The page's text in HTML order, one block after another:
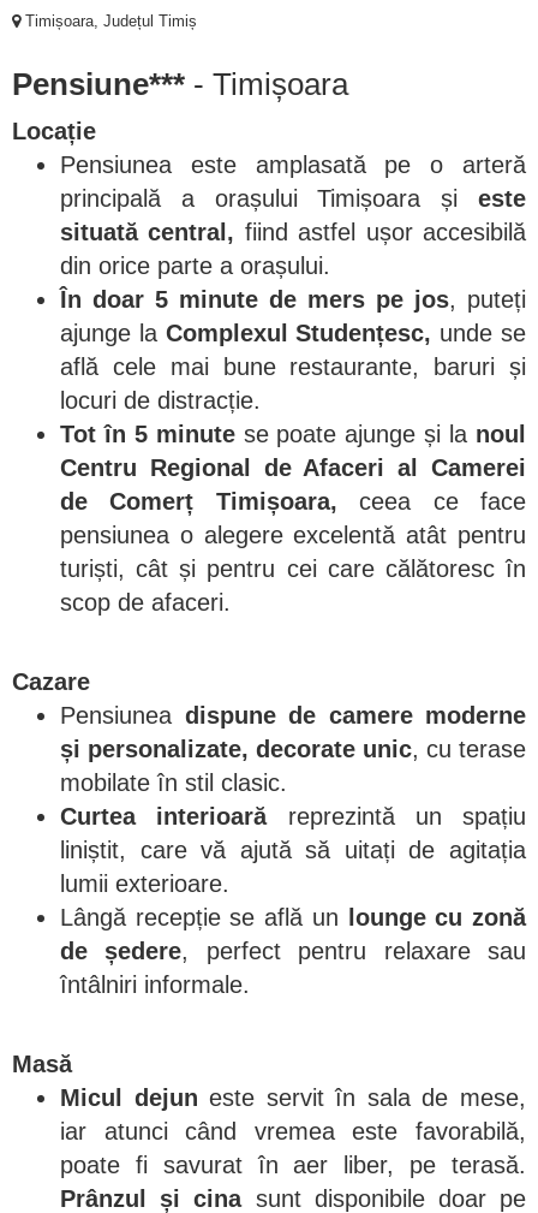
Timișoara, Județul Timiș
Pensiune*** - Timișoara
Locație
Pensiunea este amplasată pe o arteră
principală a orașului Timișoara și este
situată central, fiind astfel ușor accesibilă
din orice parte a orașului.
În doar 5 minute de mers pe jos, puteți
ajunge la Complexul Studențesc, unde se
află cele mai bune restaurante, baruri și
locuri de distracție.
Tot în 5 minute se poate ajunge și la noul
Centru Regional de Afaceri al Camerei
de Comerț Timișoara, ceea ce face
pensiunea o alegere excelentă atât pentru
turiști, cât și pentru cei care călătoresc în
scop de afaceri.
Cazare
Pensiunea dispune de camere moderne
și personalizate, decorate unic, cu terase
mobilate în stil clasic.
Curtea interioarăreprezintă un spațiu
liniștit, care vă ajută să uitați de agitația
lumii exterioare.
Lângă recepție se află un
lounge cu zonă
de ședere, perfect pentru relaxare sau
întâlniri informale.
Masă
Micul dejun este servit în sala de mese,
iar atunci când vremea este favorabilă,
poate fi savurat în aer liber, pe terasă.
Prânzul și cinasunt disponibile doar pe